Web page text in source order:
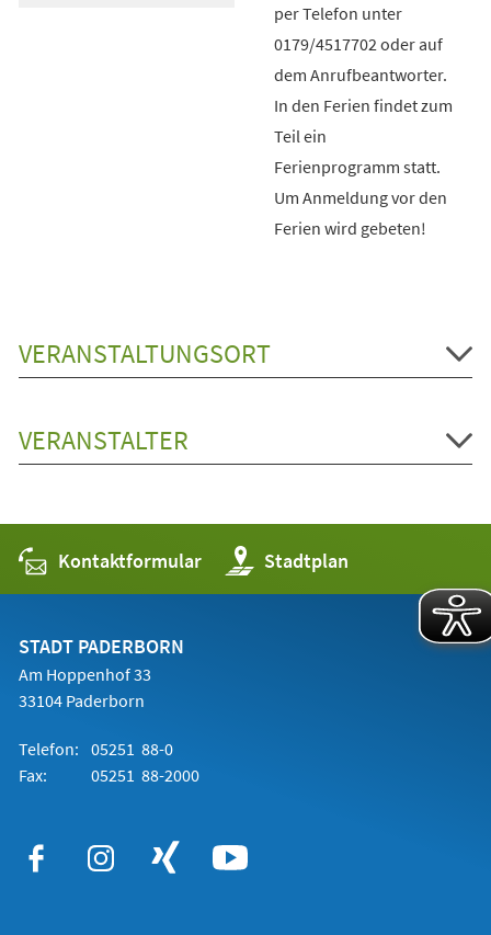
per Telefon unter
0179/4517702 oder auf
dem Anrufbeantworter.
In den Ferien findet zum
Teil ein
Ferienprogramm statt.
Um Anmeldung vor den
Ferien wird gebeten!
VERANSTALTUNGSORT
VERANSTALTER
Kontaktformular Stadtplan
(Öffnet
in
einem
STADT PADERBORN
Am Hoppenhof 33
33104 Paderborn
Telefon: 05251 88-0
Fax:
05251 88-2000